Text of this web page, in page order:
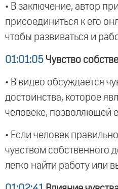
• В заключение, автор
присоединиться к его
чтобы развиваться и
01:01:05 Чувство
• В видео обсуждается
достоинства, которое
человеке, позволяющей
• Если человек
чувством собственного
легко найти работу или